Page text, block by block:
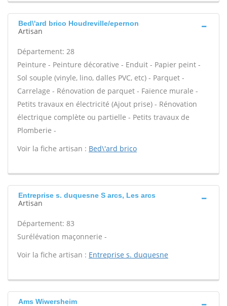
Bed\'ard brico Houdreville/epernon
Artisan
Département: 28
Peinture - Peinture décorative - Enduit - Papier peint -
Sol souple (vinyle, lino, dalles PVC, etc) - Parquet -
Carrelage - Rénovation de parquet - Faïence murale -
Petits travaux en électricité (Ajout prise) - Rénovation
électrique complète ou partielle - Petits travaux de
Plomberie -
Voir la fiche artisan : Bed\'ard brico
Entreprise s. duquesne S arcs, Les arcs
Artisan
Département: 83
Surélévation maçonnerie -
Voir la fiche artisan : Entreprise s. duquesne
Ams Wiwersheim